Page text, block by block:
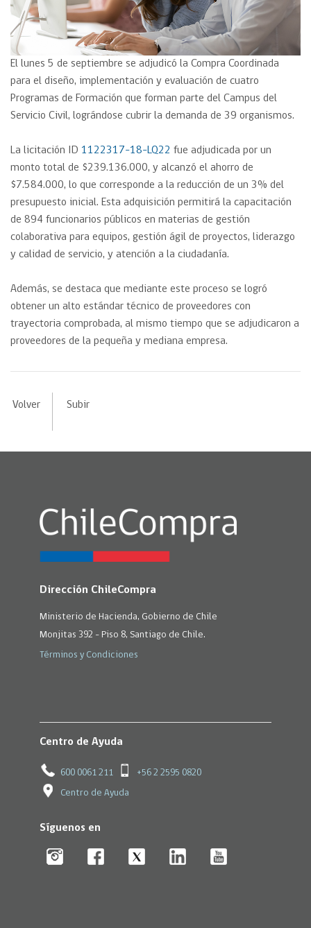
El lunes 5 de septiembre se adjudicó la Compra Coordinada
para el diseño, implementación y evaluación de cuatro
Programas de Formación que forman parte del Campus del
Servicio Civil, lográndose cubrir la demanda de 39 organismos.
La licitación ID 1122317-18-LQ22 fue adjudicada por un
monto total de $239.136.000, y alcanzó el ahorro de
$7.584.000, lo que corresponde a la reducción de un 3% del
presupuesto inicial. Esta adquisición permitirá la capacitación
de 894 funcionarios públicos en materias de gestión
colaborativa para equipos, gestión ágil de proyectos, liderazgo
y calidad de servicio, y atención a la ciudadanía.
Además, se destaca que mediante este proceso se logró
obtener un alto estándar técnico de proveedores con
trayectoria comprobada, al mismo tiempo que se adjudicaron a
proveedores de la pequeña y mediana empresa.
Volver Subir
Dirección ChileCompra
Ministerio de Hacienda, Gobierno de Chile
Monjitas 392 - Piso 8, Santiago de Chile.
Términos y Condiciones
Centro de Ayuda
600 0061 211 +56 2 2595 0820
Centro de Ayuda
Síguenos en